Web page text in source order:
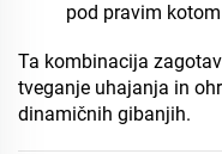
pod pravim kotom
Ta kombinacija
tveganje uhajanja in
dinamičnih gibanjih.